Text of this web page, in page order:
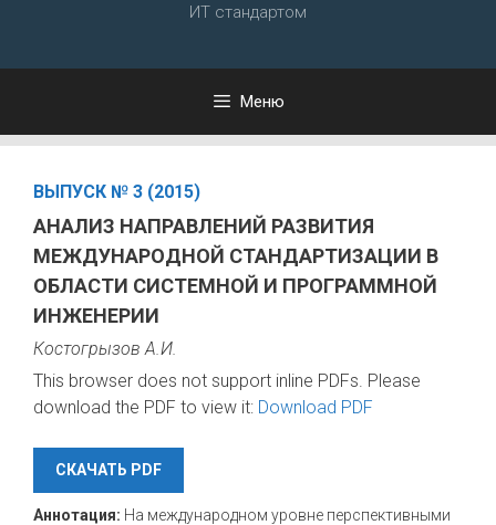
ИТ стандартом
Меню
ВЫПУСК № 3 (2015)
АНАЛИЗ НАПРАВЛЕНИЙ РАЗВИТИЯ
МЕЖДУНАРОДНОЙ СТАНДАРТИЗАЦИИ В
ОБЛАСТИ СИСТЕМНОЙ И ПРОГРАММНОЙ
ИНЖЕНЕРИИ
Костогрызов А.И.
This browser does not support inline PDFs. Please
download the PDF to view it: Download PDF
СКАЧАТЬ PDF
Аннотация: На международном уровне перспективными